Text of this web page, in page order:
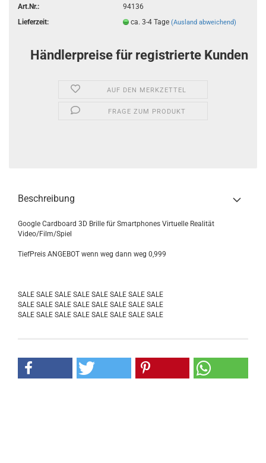
Art.Nr.:
94136
Lieferzeit:
ca. 3-4 Tage (Ausland abweichend)
Händlerpreise für registrierte Kunden
AUF DEN MERKZETTEL
FRAGE ZUM PRODUKT
Beschreibung
Google Cardboard 3D Brille für Smartphones Virtuelle Realität
Video/Film/Spiel
TiefPreis ANGEBOT wenn weg dann weg 0,999
SALE SALE SALE SALE SALE SALE SALE SALE
SALE SALE SALE SALE SALE SALE SALE SALE
SALE SALE SALE SALE SALE SALE SALE SALE